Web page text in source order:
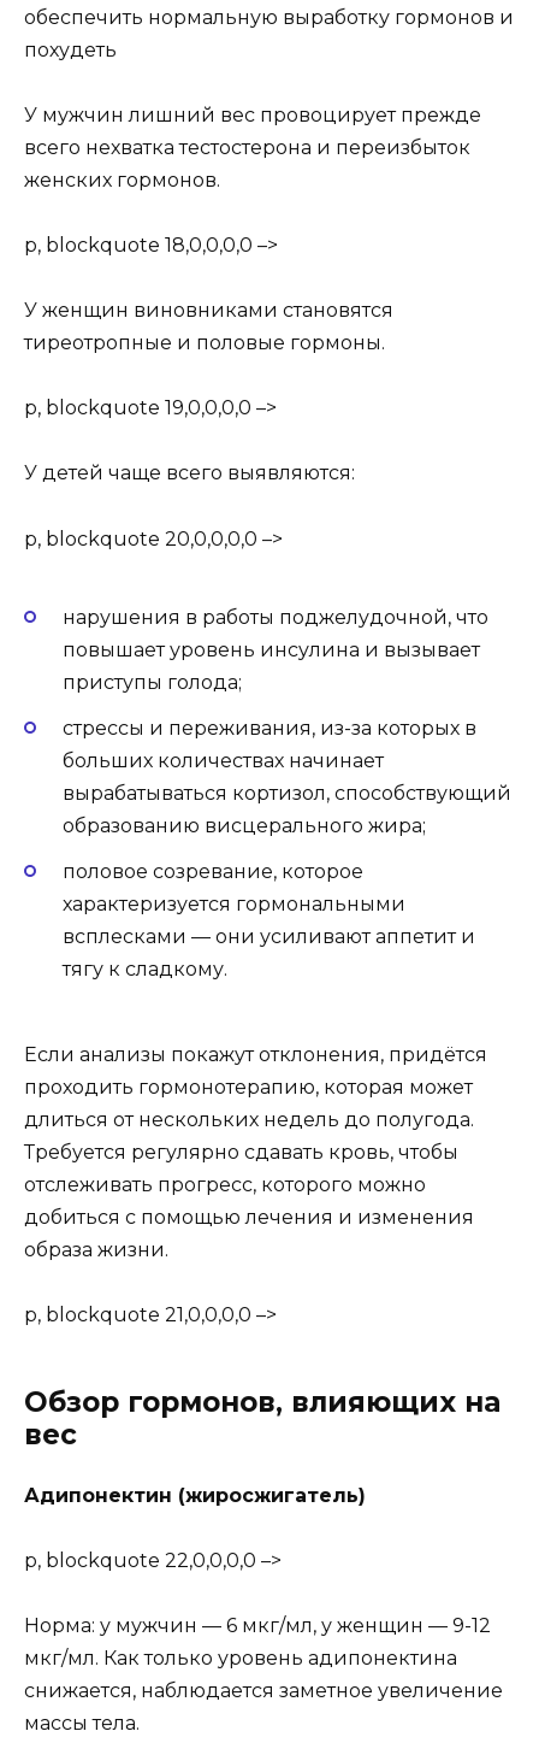
обеспечить нормальную выработку гормонов и
похудеть
У мужчин лишний вес провоцирует прежде
всего нехватка тестостерона и переизбыток
женских гормонов.
p, blockquote 18,0,0,0,0 –>
У женщин виновниками становятся
тиреотропные и половые гормоны.
p, blockquote 19,0,0,0,0 –>
У детей чаще всего выявляются:
p, blockquote 20,0,0,0,0 –>
нарушения в работы поджелудочной, что
повышает уровень инсулина и вызывает
приступы голода;
стрессы и переживания, из-за которых в
больших количествах начинает
вырабатываться кортизол, способствующий
образованию висцерального жира;
половое созревание, которое
характеризуется гормональными
всплесками — они усиливают аппетит и
тягу к сладкому.
Если анализы покажут отклонения, придётся
проходить гормонотерапию, которая может
длиться от нескольких недель до полугода.
Требуется регулярно сдавать кровь, чтобы
отслеживать прогресс, которого можно
добиться с помощью лечения и изменения
образа жизни.
p, blockquote 21,0,0,0,0 –>
Обзор гормонов, влияющих на
вес
Адипонектин (жиросжигатель)
p, blockquote 22,0,0,0,0 –>
Норма: у мужчин — 6 мкг/мл, у женщин — 9-12
мкг/мл. Как только уровень адипонектина
снижается, наблюдается заметное увеличение
массы тела.